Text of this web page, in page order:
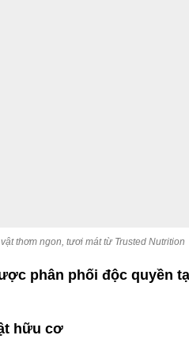
thơm ngon, tươi mát từ Trusted Nutrition
phân phối độc quyền
hữu cơ